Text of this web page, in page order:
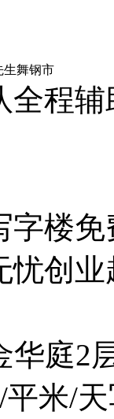
生舞钢市
全程
字楼
忧创业
华庭2
平米/